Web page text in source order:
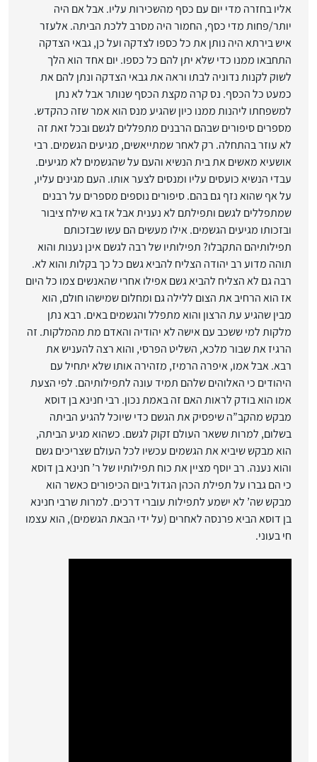
אליו בחזרה מדי יום עם כסף מהשכירות עליו. אבל אם היה
יותר/פחות מדי כסף, ​​החמור היה מסרב ללכת הביתה. אלעזר
איש בירתא היה נותן את כל כספו לצדקה ועל כן, גבאי הצדקה
התחבאו ממנו כדי שלא יתן להם כל כספו. יום אחד הוא הלך
לשוק לקנות נדוניה לבתו וראה את גבאי הצדקה ונתן להם את
כמעט כל הכסף. נס קרה מקצת הכסף שנותר אבל לא נתן
למשפחתו ליהנות ממנו כיון שהגיע מנס הוא אמר שזה כהקדש.
מספרים סיפורים שבהם הרבנים מתפללים לגשם ובכל זאת זה
לא עוזר בהתחלה. רק לאחר שמתייאשים, מגיעים הגשמים. רבי
אושעיא מאשים את בית הנשיא והעם על שהגשמים לא מגיעים.
עבדי הנשיא כועסים עליו ומנסים לצער אותו. העם מגינים עליו,
על אף שהוא נזף גם בהם. סיפורים נוספים מספרים על רבנים
שמתפללים לגשם ותפילתם לא נענית אבל אז בא שילח ציבור
ובזכותו מגיעים הגשמים. אילו מעשים הם עשו שבזכותם
תפילותיהם התקבלו? תפילותיו של רבה לגשם אינן נענות והוא
תוהה מדוע רב יהודה הצליח להביא גשם כל כך בקלות והוא לא.
רבה גם לא הצליח להביא גשם אפילו אחרי שהאנשים צמו כל היום
אז הוא הרחיב את הצום ללילה גם ומחלום שמישהו חולם, הוא
מבין שהגיע עת הרצון והוא מתפלל והגשמים באים. רבא נתן
מלקות למי ששכב עם אישה לא יהודיה והאדם מת מהמלקות. זה
הרגיז את שבור מלכא, השליט הפרסי, והוא רצה להעניש את
רבא. אבל אמו, איפרה הרמיז, מזהירה אותו שלא יתחיל עם
היהודים כי האלוהים שלהם תמיד עונה לתפילותיהם. לפי הצעת
אמו הוא בודק לראות האם זה באמת נכון. רבי חנינא בן דוסא
מבקש מהקב”ה שיפסיק את הגשם כדי שיוכל להגיע הביתה
בשלום, למרות ששאר העולם זקוק לגשם. כשהוא מגיע הביתה,
הוא מבקש שיביא את הגשמים עכשיו לכל העולם שצריכים גשם
והוא נענה. רב יוסף מציין את כוח תפילותיו של ר’ חנינא בן דוסא
כי הם גברו על תפילת הכהן הגדול ביום הכיפורים כאשר הוא
מבקש שה’ לא ישמע לתפילות עוברי דרכים. למרות שרבי חנינא
בן דוסא הביא פרנסה לאחרים (על ידי הבאת הגשמים), הוא עצמו
חי בעוני.